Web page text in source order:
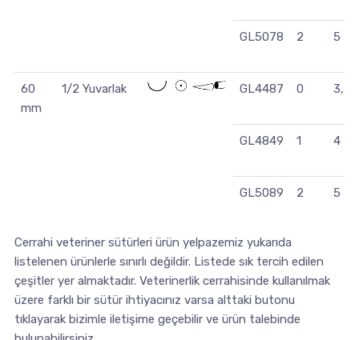
GL5078 2 5
60
mm
1/2 Yuvarlak GL4487 0 3,5
GL4849 1 4
GL5089 2 5
Cerrahi veteriner sütürleri ürün yelpazemiz yukarıda
listelenen ürünlerle sınırlı değildir. Listede sık tercih edilen
çeşitler yer almaktadır. Veterinerlik cerrahisinde kullanılmak
üzere farklı bir sütür ihtiyacınız varsa alttaki butonu
tıklayarak bizimle iletişime geçebilir ve ürün talebinde